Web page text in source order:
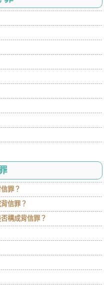
罪？
信罪？
構成背信罪？